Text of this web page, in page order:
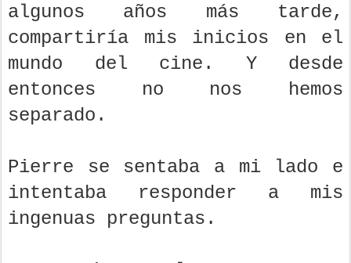
algunos años más tarde,
compartiría mis inicios en el
mundo del cine. Y desde
entonces no nos hemos
separado.
Pierre se sentaba a mi lado e
intentaba responder a mis
ingenuas preguntas.